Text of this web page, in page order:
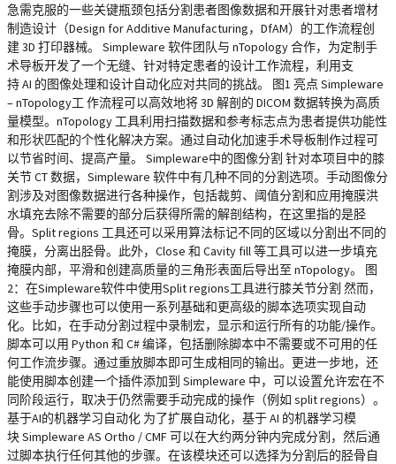
急需克服的一些关键瓶颈包括分割患者图像数据和开展针对患者增材
制造设计（Design for Additive Manufacturing，DfAM）的工作流程创
建 3D 打印器械。 Simpleware 软件团队与 nTopology 合作，为定制手
术导板开发了一个无缝、针对特定患者的设计工作流程，利用支
持 AI 的图像处理和设计自动化应对共同的挑战。 图1 亮点 Simpleware
– nTopology工 作流程可以高效地将 3D 解剖的 DICOM 数据转换为高质
量模型。nTopology 工具利用扫描数据和参考标志点为患者提供功能性
和形状匹配的个性化解决方案。通过自动化加速手术导板制作过程可
以节省时间、提高产量。 Simpleware中的图像分割 针对本项目中的膝
关节 CT 数据，Simpleware 软件中有几种不同的分割选项。手动图像分
割涉及对图像数据进行各种操作，包括裁剪、阈值分割和应用掩膜洪
水填充去除不需要的部分后获得所需的解剖结构，在这里指的是胫
骨。Split regions 工具还可以采用算法标记不同的区域以分割出不同的
掩膜，分离出胫骨。此外，Close 和 Cavity fill 等工具可以进一步填充
掩膜内部，平滑和创建高质量的三角形表面后导出至 nTopology。 图
2：在Simpleware软件中使用Split regions工具进行膝关节分割 然而，
这些手动步骤也可以使用一系列基础和更高级的脚本选项实现自动
化。比如，在手动分割过程中录制宏，显示和运行所有的功能/操作。
脚本可以用 Python 和 C# 编译，包括删除脚本中不需要或不可用的任
何工作流步骤。通过重放脚本即可生成相同的输出。更进一步地，还
能使用脚本创建一个插件添加到 Simpleware 中，可以设置允许宏在不
同阶段运行，取决于仍然需要手动完成的操作（例如 split regions）。
基于AI的机器学习自动化 为了扩展自动化，基于 AI 的机器学习模
块 Simpleware AS Ortho / CMF 可以在大约两分钟内完成分割，然后通
过脚本执行任何其他的步骤。在该模块还可以选择为分割后的胫骨自